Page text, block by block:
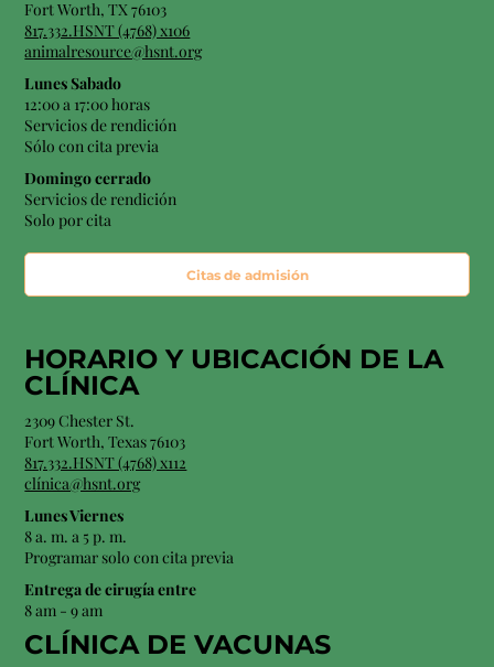
Fort Worth, TX 76103
817.332.HSNT (4768) x106
animalresource@hsnt.org
Lunes Sabado
12:00 a 17:00 horas
Servicios de rendición
Sólo con cita previa
Domingo cerrado
Servicios de rendición
Solo por cita
Citas de admisión
HORARIO Y UBICACIÓN DE LA
CLÍNICA
2309 Chester St.
Fort Worth, Texas 76103
817.332.HSNT (4768) x112
clínica@hsnt.org
Lunes Viernes
8 a. m. a 5 p. m.
Programar solo con cita previa
Entrega de cirugía entre
8 am - 9 am
CLÍNICA DE VACUNAS